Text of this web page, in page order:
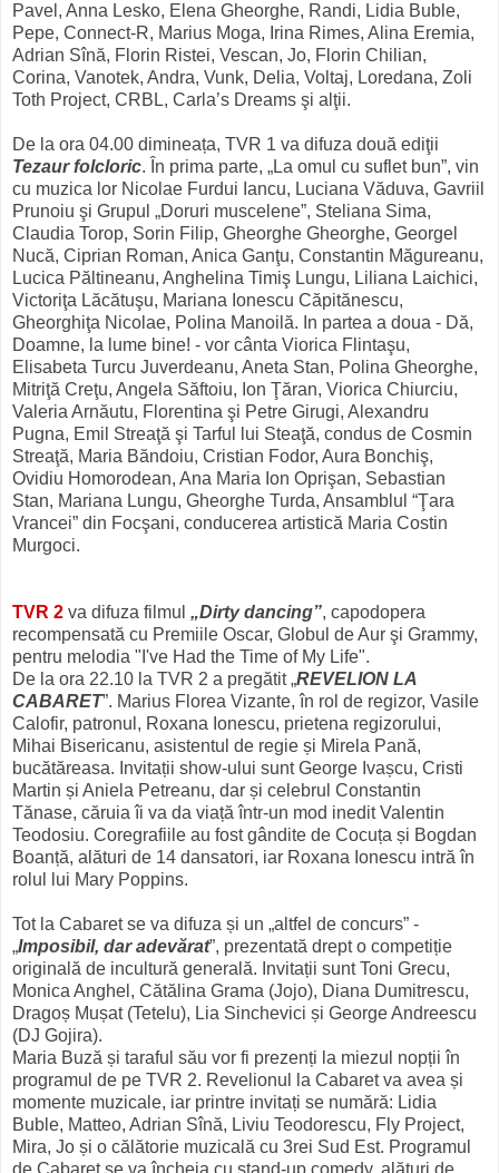
Pavel, Anna Lesko, Elena Gheorghe, Randi, Lidia Buble,
Pepe, Connect-R, Marius Moga, Irina Rimes, Alina Eremia,
Adrian Sînă, Florin Ristei, Vescan, Jo, Florin Chilian,
Corina, Vanotek, Andra, Vunk, Delia, Voltaj, Loredana, Zoli
Toth Project, CRBL, Carla’s Dreams şi alţii.
De la ora 04.00 dimineața, TVR 1 va difuza două ediţii
Tezaur folcloric. În prima parte, „La omul cu suflet bun”, vin
cu muzica lor Nicolae Furdui Iancu, Luciana Văduva, Gavriil
Prunoiu şi Grupul „Doruri muscelene”, Steliana Sima,
Claudia Torop, Sorin Filip, Gheorghe Gheorghe, Georgel
Nucă, Ciprian Roman, Anica Ganţu, Constantin Măgureanu,
Lucica Păltineanu, Anghelina Timiş Lungu, Liliana Laichici,
Victoriţa Lăcătuşu, Mariana Ionescu Căpitănescu,
Gheorghiţa Nicolae, Polina Manoilă. In partea a doua - Dă,
Doamne, la lume bine! - vor cânta Viorica Flintaşu,
Elisabeta Turcu Juverdeanu, Aneta Stan, Polina Gheorghe,
Mitriţă Creţu, Angela Săftoiu, Ion Ţăran, Viorica Chiurciu,
Valeria Arnăutu, Florentina şi Petre Girugi, Alexandru
Pugna, Emil Streaţă şi Tarful lui Steaţă, condus de Cosmin
Streaţă, Maria Băndoiu, Cristian Fodor, Aura Bonchiş,
Ovidiu Homorodean, Ana Maria Ion Oprişan, Sebastian
Stan, Mariana Lungu, Gheorghe Turda, Ansamblul “Ţara
Vrancei” din Focşani, conducerea artistică Maria Costin
Murgoci.
TVR 2 va difuza filmul „Dirty dancing”, capodopera
recompensată cu Premiile Oscar, Globul de Aur şi Grammy,
pentru melodia "I've Had the Time of My Life".
De la ora 22.10 la TVR 2 a pregătit „REVELION LA
CABARET”. Marius Florea Vizante, în rol de regizor, Vasile
Calofir, patronul, Roxana Ionescu, prietena regizorului,
Mihai Bisericanu, asistentul de regie și Mirela Pană,
bucătăreasa. Invitații show-ului sunt George Ivașcu, Cristi
Martin și Aniela Petreanu, dar și celebrul Constantin
Tănase, căruia îi va da viață într-un mod inedit Valentin
Teodosiu. Coregrafiile au fost gândite de Cocuța și Bogdan
Boanță, alături de 14 dansatori, iar Roxana Ionescu intră în
rolul lui Mary Poppins.
Tot la Cabaret se va difuza și un „altfel de concurs” -
„Imposibil, dar adevărat”, prezentată drept o competiție
originală de incultură generală. Invitații sunt Toni Grecu,
Monica Anghel, Cătălina Grama (Jojo), Diana Dumitrescu,
Dragoș Mușat (Tetelu), Lia Sinchevici și George Andreescu
(DJ Gojira).
Maria Buză și taraful său vor fi prezenți la miezul nopții în
programul de pe TVR 2. Revelionul la Cabaret va avea și
momente muzicale, iar printre invitați se numără: Lidia
Buble, Matteo, Adrian Sînă, Liviu Teodorescu, Fly Project,
Mira, Jo și o călătorie muzicală cu 3rei Sud Est. Programul